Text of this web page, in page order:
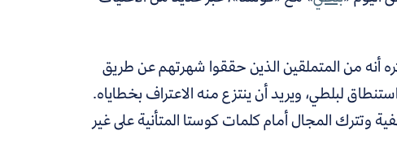
أنه من المتملقين الذين حققوا شهرتهم عن طريق
لبلطي، ويريد أن ينتزع منه الاعتراف بخطاياه.
وتترك المجال أمام كلمات كوستا المتأنية على غير